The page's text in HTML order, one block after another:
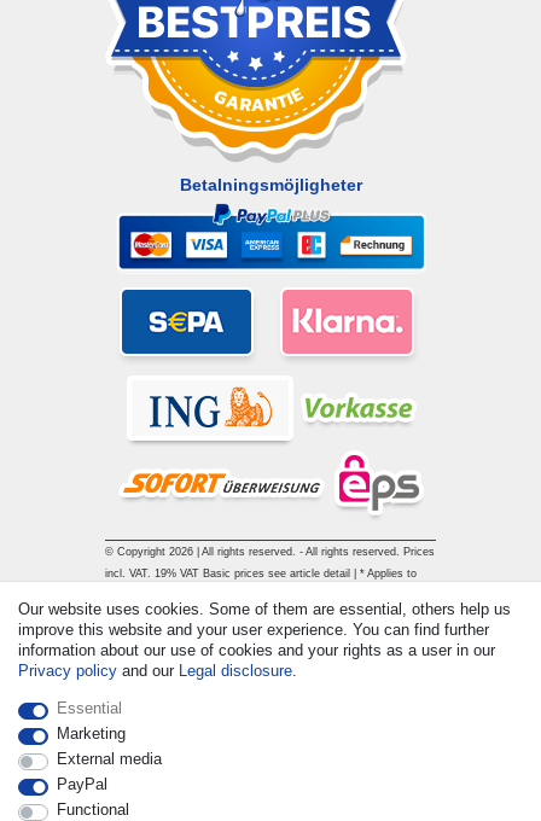
Betalningsmöjligheter
© Copyright 2026 | All rights reserved. - All rights reserved. Prices
incl. VAT. 19% VAT Basic prices see article detail | * Applies to
Our website uses cookies. Some of them are essential, others help us
improve this website and your user experience. You can find further
information about our use of cookies and your rights as a user in our
Privacy policy and our Legal disclosure.
Essential
Marketing
External media
PayPal
Functional
Withdraw from contract here Contact